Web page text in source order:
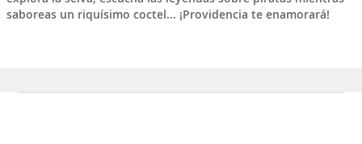
saboreas un riquísimo coctel... ¡Providencia te enamorará!